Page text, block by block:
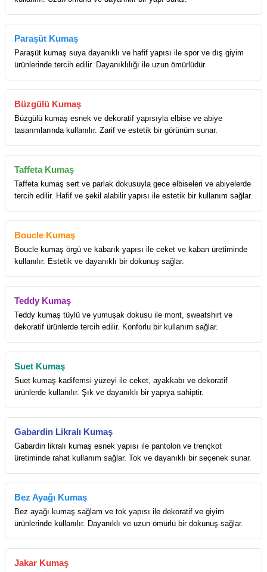
Paraşüt Kumaş
Paraşüt kumaş suya dayanıklı ve hafif yapısı ile spor ve dış giyim
ürünlerinde tercih edilir. Dayanıklılığı ile uzun ömürlüdür.
Büzgülü Kumaş
Büzgülü kumaş esnek ve dekoratif yapısıyla elbise ve abiye
tasarımlarında kullanılır. Zarif ve estetik bir görünüm sunar.
Taffeta Kumaş
Taffeta kumaş sert ve parlak dokusuyla gece elbiseleri ve abiyelerde
tercih edilir. Hafif ve şekil alabilir yapısı ile estetik bir kullanım sağlar.
Boucle Kumaş
Boucle kumaş örgü ve kabarık yapısı ile ceket ve kaban üretiminde
kullanılır. Estetik ve dayanıklı bir dokunuş sağlar.
Teddy Kumaş
Teddy kumaş tüylü ve yumuşak dokusu ile mont, sweatshirt ve
dekoratif ürünlerde tercih edilir. Konforlu bir kullanım sağlar.
Suet Kumaş
Suet kumaş kadifemsi yüzeyi ile ceket, ayakkabı ve dekoratif
ürünlerde kullanılır. Şık ve dayanıklı bir yapıya sahiptir.
Gabardin Likralı Kumaş
Gabardin likralı kumaş esnek yapısı ile pantolon ve trençkot
üretiminde rahat kullanım sağlar. Tok ve dayanıklı bir seçenek sunar.
Bez Ayağı Kumaş
Bez ayağı kumaş sağlam ve tok yapısı ile dekoratif ve giyim
ürünlerinde kullanılır. Dayanıklı ve uzun ömürlü bir dokunuş sağlar.
Jakar Kumaş